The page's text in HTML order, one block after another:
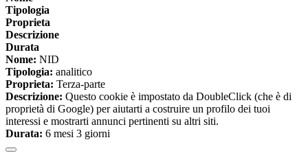
Tipologia
Proprieta
Descrizione
Durata
Nome: NID
Tipologia: analitico
Proprieta: Terza-parte
Descrizione: Questo cookie è impostato da DoubleClick (che è di
proprietà di Google) per aiutarti a costruire un profilo dei tuoi
interessi e mostrarti annunci pertinenti su altri siti.
Durata: 6 mesi 3 giorni